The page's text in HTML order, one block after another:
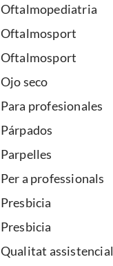
Oftalmopediatria
Oftalmosport
Oftalmosport
Ojo seco
Para profesionales
Párpados
Parpelles
Per a professionals
Presbicia
Presbicia
Qualitat assistencial